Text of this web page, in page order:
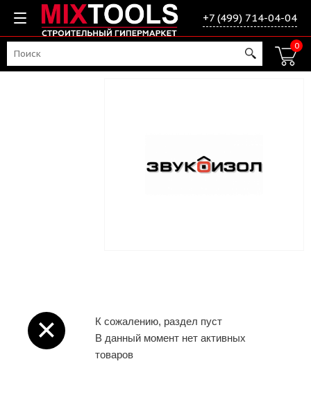
+7 (499) 714-04-04
0
К сожалению, раздел пуст
В данный момент нет активных
товаров